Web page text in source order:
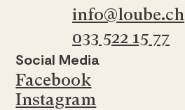
info@loube.ch
033 522 15 77
Facebook
Instagram
Social Media